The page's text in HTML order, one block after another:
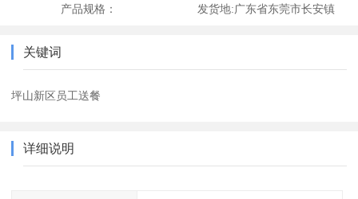
产品规格： 发货地:广东省东莞市长安镇
关键词
坪山新区员工送餐
详细说明